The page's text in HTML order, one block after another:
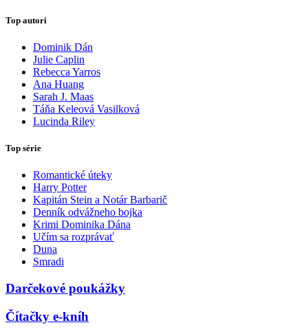
Top autori
Dominik Dán
Julie Caplin
Rebecca Yarros
Ana Huang
Sarah J. Maas
Táňa Keleová Vasilková
Lucinda Riley
Top série
Romantické úteky
Harry Potter
Kapitán Stein a Notár Barbarič
Denník odvážneho bojka
Krimi Dominika Dána
Učím sa rozprávať
Duna
Smradi
Darčekové poukážky
Čítačky e-kníh